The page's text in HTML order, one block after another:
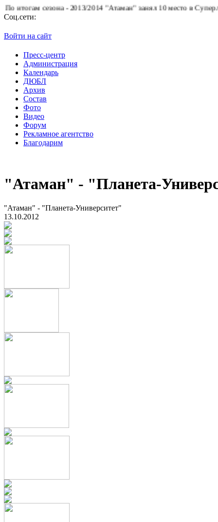
сезона - 2013/2014 "Атаман" занял 10 место в Суперлиге.
Соц.сети:
Войти на сайт
Пресс-центр
Администрация
Календарь
ДЮБЛ
Архив
Состав
Фото
Видео
Форум
Рекламное агентство
Благодарим
"Атаман" - "Планета-
"Атаман" - "Планета-Университет"
13.10.2012